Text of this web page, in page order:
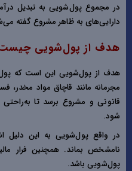
در مجموع پول‌شویی به تبدیل
دارایی‌های به ظاهر مشروع گفته
هدف از پول‌شویی
هدف از پول‌شویی این است که
مجرمانه مانند قاچاق مواد مخدر،
قانونی و مشروع برسد تا
شود.
در واقع پول‌شویی به این دلیل
نامشخص بماند. همچنین فرار
پول‌شویی باشد.